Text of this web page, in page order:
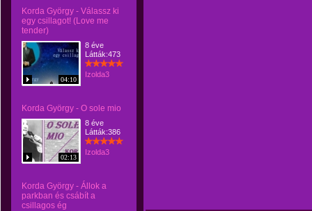
Korda György - Válassz ki
egy csillagot! (Love me
tender)
04:10
8 éve
Látták:473
Izolda3
Korda György - O sole mio
02:13
8 éve
Látták:386
Izolda3
Korda György - Állok a
parkban és csábít a
csillagos ég